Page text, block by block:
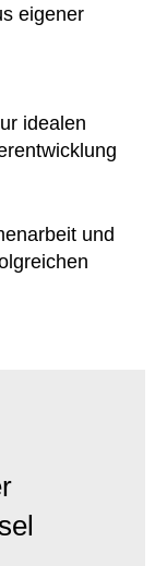
eigener
idealen
und